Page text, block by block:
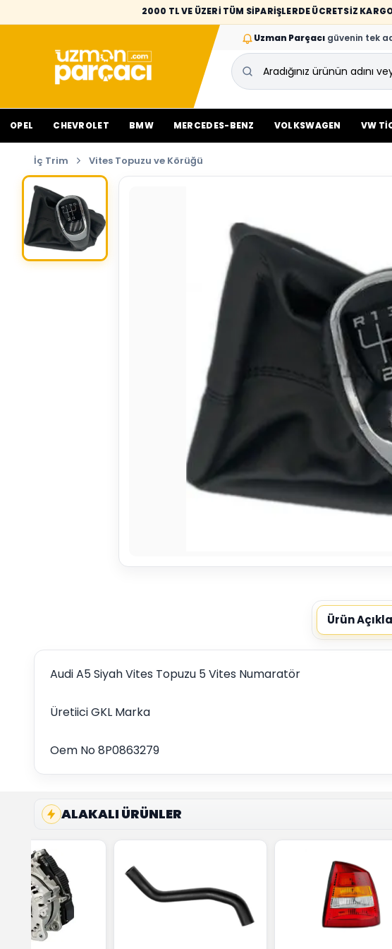
2000 TL VE ÜZERİ TÜM SİPARİŞLERDE ÜCRETSİZ
Uzman Parçacı güvenin tek
OPEL CHEVROLET BMW MERCEDES-BENZ VOLKSWAGEN VW
İç Trim Vites Topuzu ve Körüğü
Ürün
Audi A5 Siyah Vites Topuzu 5 Vites Numaratör
Üretiici GKL Marka
Oem No 8P0863279
ALAKALI ÜRÜNLER